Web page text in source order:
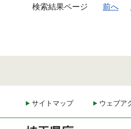
検索結果ページ 前へ
サイトマップ ウェブア